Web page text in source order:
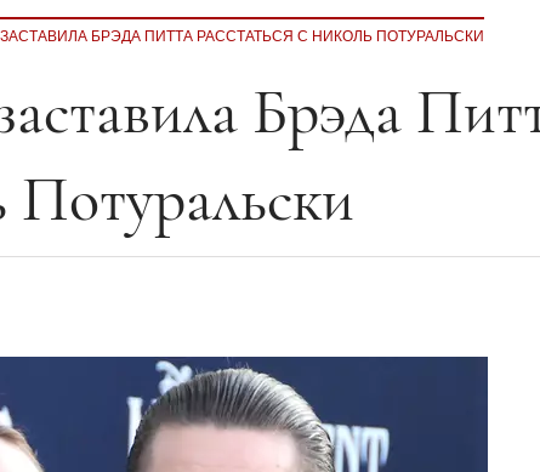
БРЭДА ПИТТА РАССТАТЬСЯ С НИКОЛЬ ПОТУРАЛЬСКИ
Брэда
Потуральски